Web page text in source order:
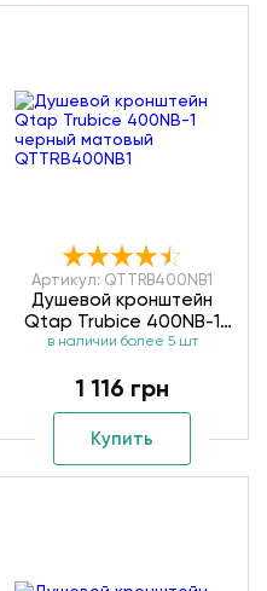
Артикул: QTTRB400NB1
Душевой кронштейн
Qtap Trubice 400NB-1
черный матовый
в наличии более 5 шт
1 116 грн
Купить